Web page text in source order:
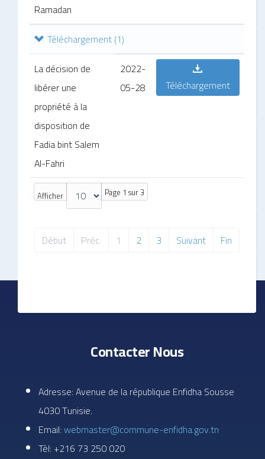
Afficher Page 1 sur 3
Début Préc. 1 2 3 Suivant Fin
Ramadan
Téléchargement(1)
La décision de
libérer une
propriété à la
disposition de
Fadia bint Salem
Al-Fahri
2022-
05-28
Téléchargement
Contacter Nous
Adresse: Avenue de la république Enfidha Sousse
4030 Tunisie.
Email:webmaster@commune-enfidha.gov.tn
Tèl: +216 73 250 020